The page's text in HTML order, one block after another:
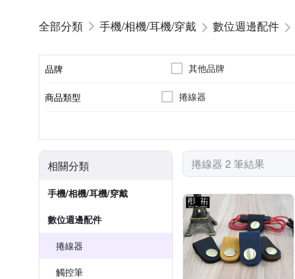
手機/相機/耳機/穿戴 數位週邊配件
品牌 其他品牌
商品類型 捲線器
相關分類
手機/相機/耳機/穿戴
數位週邊配件
捲線器
觸控筆
捲線器 2 筆結果